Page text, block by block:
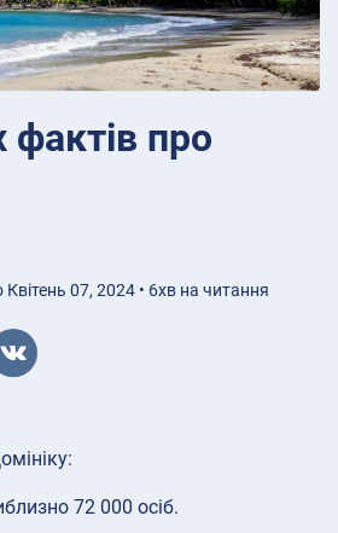
фактів про
07, 2024 • 6хв на читання
72 000 осіб.